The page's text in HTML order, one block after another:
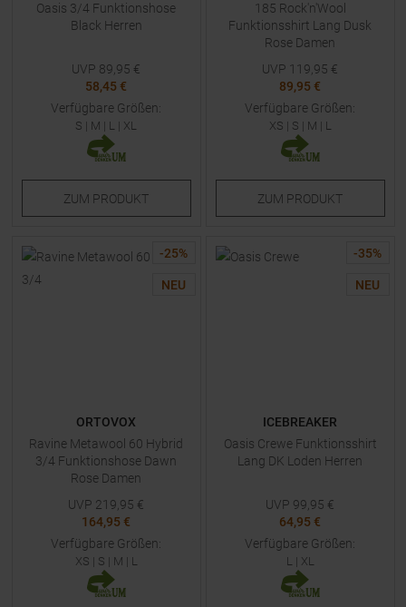
Oasis 3/4 Funktionshose
Black Herren
UVP 89,95 €
58,45 €
Verfügbare Größen:
S | M | L | XL
ZUM PRODUKT
185 Rock'n'Wool
Funktionsshirt Lang Dusk
Rose Damen
UVP 119,95 €
89,95 €
Verfügbare Größen:
XS | S | M | L
ZUM PRODUKT
-25%
NEU
ORTOVOX
Ravine Metawool 60 Hybrid
3/4 Funktionshose Dawn
Rose Damen
UVP 219,95 €
164,95 €
Verfügbare Größen:
XS | S | M | L
-35%
NEU
ICEBREAKER
Oasis Crewe Funktionsshirt
Lang DK Loden Herren
UVP 99,95 €
64,95 €
Verfügbare Größen:
L | XL